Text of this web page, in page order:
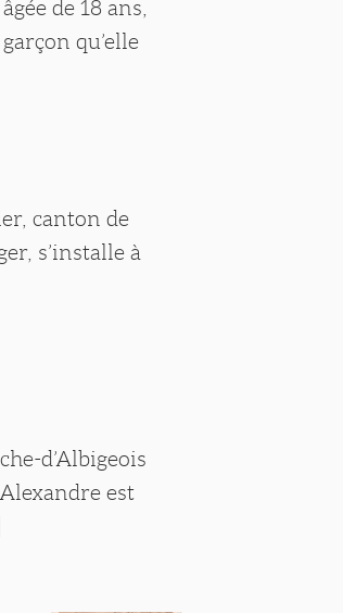
de 18 ans,
qu’elle
canton de
s’installe à
d’Albigeois
est